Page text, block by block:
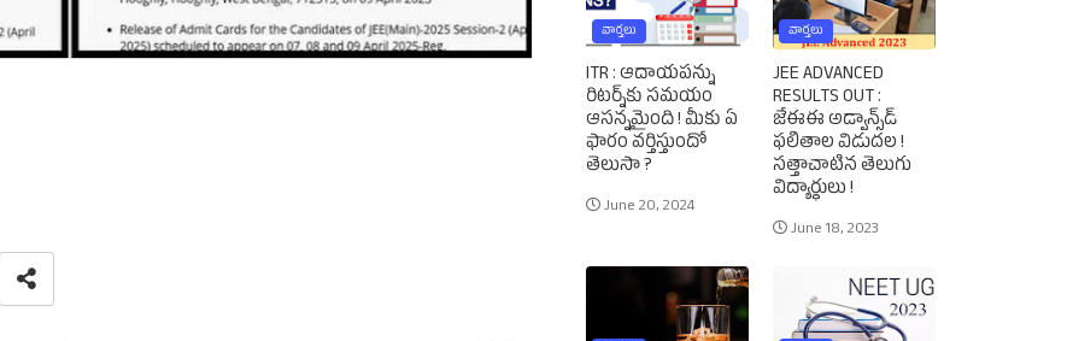
వార్తలు
ITR : ఆదాయపన్ను
రిటర్న్‌కు సమయం
ఆసన్నమైంది ! మీకు ఏ
ఫారం వర్తిస్తుందో
తెలుసా ?
June 20, 2024
వార్తలు
JEE ADVANCED
RESULTS OUT :
జేఈఈ అడ్వాన్స్‌డ్‌
ఫలితాల విడుదల !
సత్తాచాటిన తెలుగు
విద్యార్థులు !
June 18, 2023